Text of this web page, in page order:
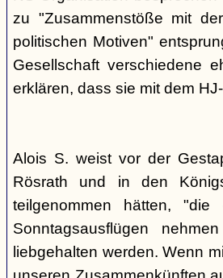
zu "Zusammenstöße mit
politischen Motiven"
Gesellschaft verschiedene
erklären, dass sie mit dem
Alois S. weist vor der
Rösrath und in den
teilgenommen hätten,
Sonntagsausflügen
liebgehalten werden. Wenn